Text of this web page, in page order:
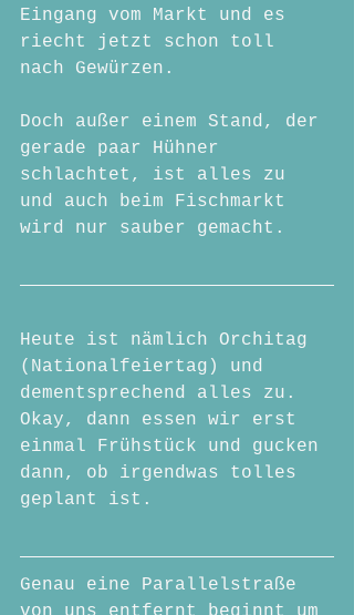
Eingang vom Markt und es
riecht jetzt schon toll
nach Gewürzen.
Doch außer einem Stand, der
gerade paar Hühner
schlachtet, ist alles zu
und auch beim Fischmarkt
wird nur sauber gemacht.
Heute ist nämlich Orchitag
(Nationalfeiertag) und
dementsprechend alles zu.
Okay, dann essen wir erst
einmal Frühstück und gucken
dann, ob irgendwas tolles
geplant ist.
Genau eine Parallelstraße